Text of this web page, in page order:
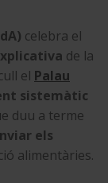
celebra el
de la
el Palau
sistemàtic
duu a terme
els
alimentàries.